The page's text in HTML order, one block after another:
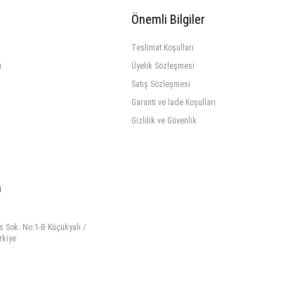
Önemli Bilgiler
Teslimat Koşulları
Üyelik Sözleşmesi
Satış Sözleşmesi
Garanti ve İade Koşulları
Gizlilik ve Güvenlik
Sok. No:1-B Küçükyalı /